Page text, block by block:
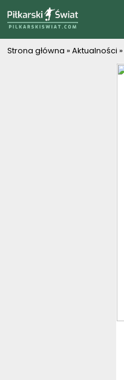
Strona główna »Aktualności »